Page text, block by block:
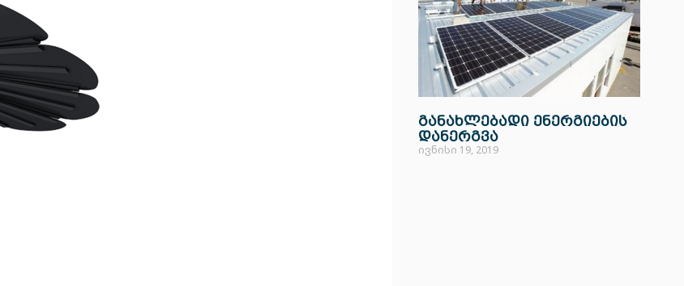
განახლებადი ენერგიების
დანერგვა
ივნისი 19, 2019